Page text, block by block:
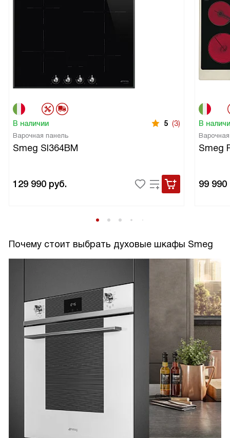
В наличии 5 (3)
Варочная панель
Smeg SI364BM
129 990 руб.
В
Smeg
99 990
Почему стоит выбрать духовые шкафы Smeg